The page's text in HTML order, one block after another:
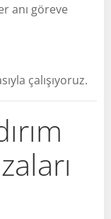
anı göreve
çalışıyoruz.